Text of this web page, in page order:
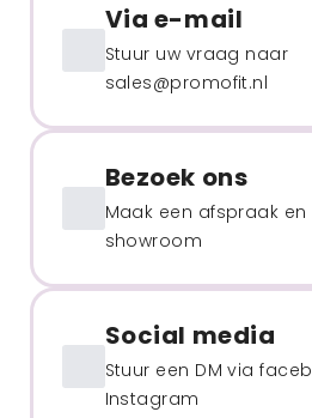
Via e-mail
Stuur uw vraag naar
sales@promofit.nl
Bezoek ons
Maak een afspraak
showroom
Social media
Stuur een DM via
Instagram